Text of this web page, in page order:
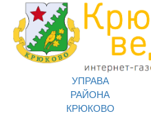
УПРАВА
РАЙОНА
КРЮКОВО